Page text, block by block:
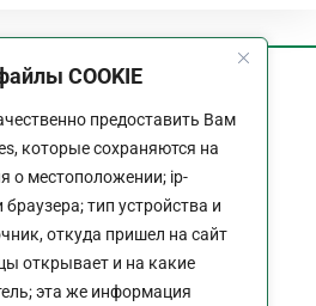
COOKIE
предоставить Вам
которые сохраняются на
о местоположении; ip-
тип устройства и
откуда пришел на сайт
открывает и на какие
эта же информация
работы
9:00 - 18:00
Сб - Вс